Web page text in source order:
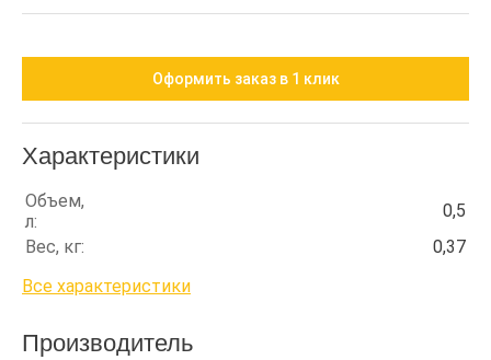
Оформить заказ в 1 клик
Характеристики
Объем,
л:
0,5
Вес, кг:
0,37
Все характеристики
Производитель